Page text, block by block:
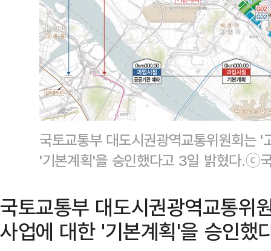
국토교통부 대도시권광역교통위원회는
'기본계획'을 승인했다고 3일 밝혔다.ⓒ
국토교통부 대도시권광역교통위
사업에 대한 '기본계획'을 승인했